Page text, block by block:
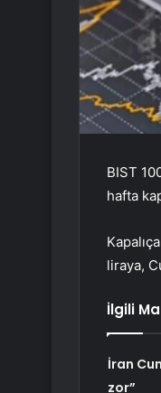
BIST
hafta
liraya,
İlgili
İran
zor”